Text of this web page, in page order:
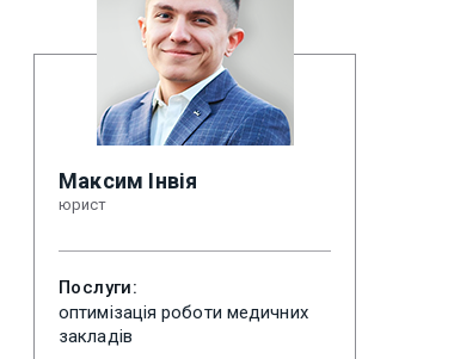
Максим Інвія
юрист
Послуги:
оптимізація роботи медичних
закладів